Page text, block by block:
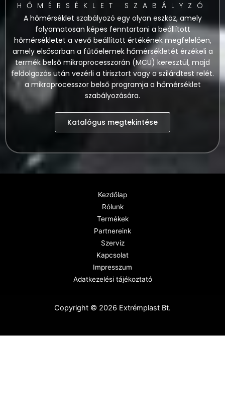
HŐMÉRSÉKLET SZABÁLYZÓ
A hőmérséklet szabályozó egy olyan eszköz, amely
folyamatosan képes fenntartani a beállított
hőmérsékletet a vevő beállított értékének megfelelően,
amely elsősorban a fűtőelemek hőmérsékletét érzékeli a
termék belső mikroprocesszorán (MCU) keresztül, majd
feldolgozás után vezérli a tirisztort vagy a szilárdtest relét.
a mikroprocesszor belső programja a hőmérséklet
szabályozására.
Katalógus megtekintése
Kezdőlap
Rólunk
Termékek
Partnereink
Szerviz
Kapcsolat
Impresszum
Adatkezelési tájékoztató
Copyright © 2026 Extrémplast Bt.